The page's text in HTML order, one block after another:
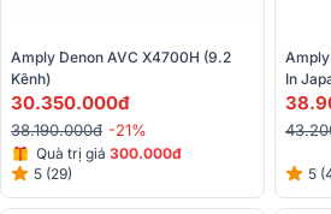
Amply Denon AVC X4700H (9.2
Kênh)
30.350.000đ
38.190.000đ -21%
Quà trị giá 300.000đ
5 (29)
Amply
In
AL32
5